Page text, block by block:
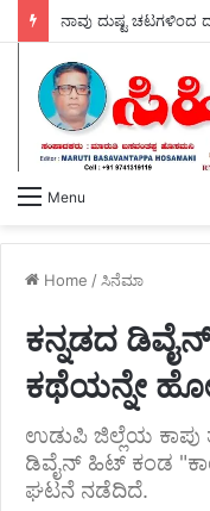
Menu
Home /ಸಿನೆಮಾ
ಕನ್ನಡದ
ಕಥೆಯನ್ನೇ
ಉಡುಪಿ ಜಿಲ್ಲೆಯ ಕಾಪು
ಡಿವೈನ್ ಹಿಟ್ ಕಂಡ
ಘಟನೆ ನಡೆದಿದೆ.